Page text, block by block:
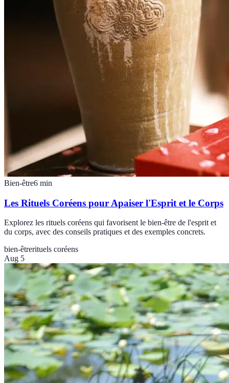
Bien-être6 min
Les Rituels Coréens pour Apaiser l'Esprit et le Corps
Explorez les rituels coréens qui favorisent le bien-être de l'esprit et
du corps, avec des conseils pratiques et des exemples concrets.
bien-êtrerituels coréens
Aug 5